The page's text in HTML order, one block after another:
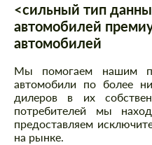
<сильный тип
автомобилей
автомобилей
Мы помогаем нашим
автомобили по более
дилеров в их
потребителей мы
предоставляем
на рынке.